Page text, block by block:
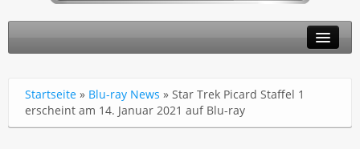
TNG
Startseite » Blu-ray News » Star Trek Picard Staffel 1
erscheint am 14. Januar 2021 auf Blu-ray